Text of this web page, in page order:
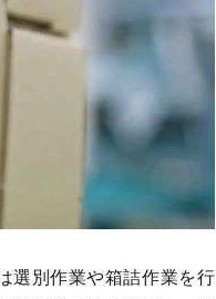
選別作業や箱詰作業を行